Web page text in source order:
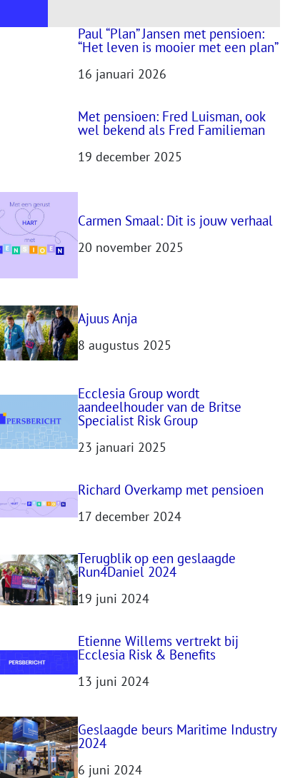
Paul “Plan” Jansen met pensioen:
“Het leven is mooier met een plan”
16 januari 2026
Met pensioen: Fred Luisman, ook
wel bekend als Fred Familieman
19 december 2025
Carmen Smaal: Dit is jouw verhaal
20 november 2025
Ajuus Anja
8 augustus 2025
Ecclesia Group wordt
aandeelhouder van de Britse
Specialist Risk Group
23 januari 2025
Richard Overkamp met pensioen
17 december 2024
Terugblik op een geslaagde
Run4Daniel 2024
19 juni 2024
Etienne Willems vertrekt bij
Ecclesia Risk & Benefits
13 juni 2024
Geslaagde beurs Maritime Industry
2024
6 juni 2024